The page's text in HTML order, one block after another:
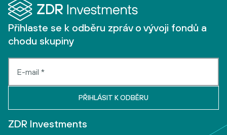
Přihlaste se k odběru zpráv o vývoji fondů a
chodu skupiny
ZDR Investments